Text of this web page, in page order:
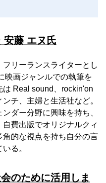
安藤 エヌ氏
リーランスライターとし
映画ジャンルでの執筆を
Real sound、rockin'on
チ、主婦と生活社など。
ダー分野に興味を持ち、
費出版でオリジナルクィ
的な視点を持ち自分の言
る。
のために活用しま